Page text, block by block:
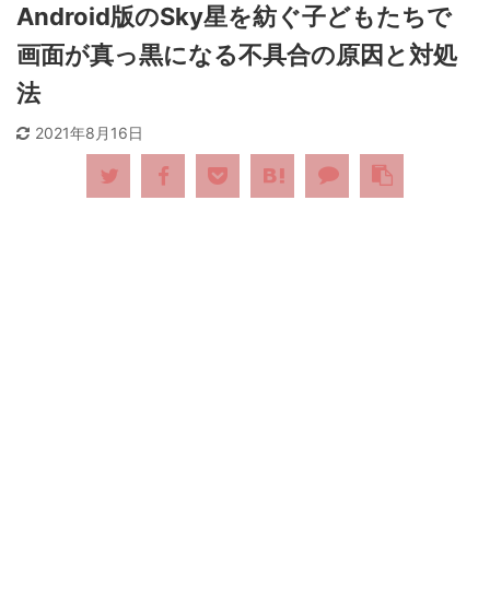
Android版のSky星を紡ぐ子どもたちで
画面が真っ黒になる不具合の原因と対処
法
2021年8月16日